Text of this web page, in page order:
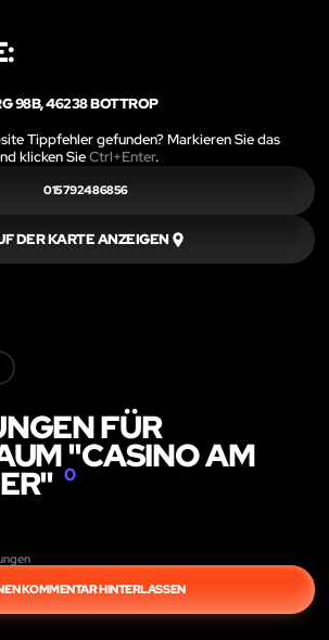
98B, 46238 BOTTROP
Tippfehler gefunden? Markieren Sie das
klicken SieCtrl+Enter.
015792486856
DER KARTE ANZEIGEN
FÜR
"CASINO AM
0
KOMMENTAR HINTERLASSEN